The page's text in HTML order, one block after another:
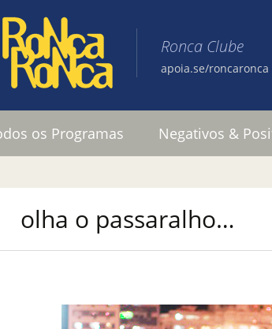
Ronca Clube
apoia.se/roncaronca
os Programas Negativos &
olha o passaralho…